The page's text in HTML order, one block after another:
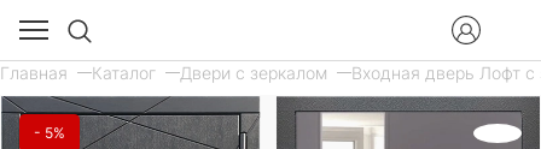
Главная Каталог Двери с зеркалом Входная дверь Лофт с
- 5%